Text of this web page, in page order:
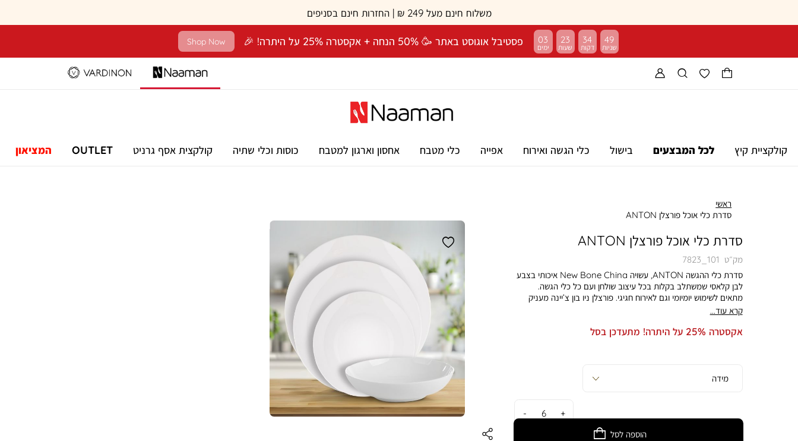
משלוח חינם מעל 249 ₪ | החזרות חינם בסניפים
פסטיבל אוגוסט באתר 🥳 50% הנחה + אקסטרה 25% על היתרה! 🎉 Shop Now 03 23 34 48
קולקציית קיץ לכל המבצעים בישול כלי הגשה ואירוח אפייה כלי מטבח אחסון וארגון למטבח כוסות וכלי שתיה קולקצית אסף גרניט OUTLET המציאון
ראשי
סדרת כלי אוכל פורצלן ANTON
סדרת כלי אוכל פורצלן ANTON
מק״ט 7823_101
סדרת כלי ההגשה ANTON, עשויה New Bone China איכותי בצבע
לבן קלאסי שמשתלב בקלות בכל עיצוב שולחן ועם כל כלי הגשה.
מתאים לשימוש יומיומי וגם לאירוח חגיגי. פורצלן ניו בון צ’יינה מעניק
ברק טבעי לצלחת, מתאים לשימוש במדיח כלים, ועמיד במיוחד. מידה:
קלות. התמונה להמחשה בלבד. הצבע במציאות עשוי להיות שונה
קרא עוד...
אקסטרה 25% על היתרה! מתעדכן בסל
הוספה לסל